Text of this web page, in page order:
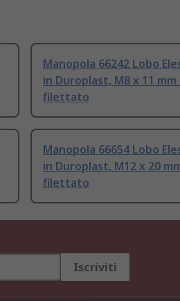
Manopola 66242 Lobo
in Duroplast, M8 x 11
filettato
Manopola 66654 Lobo
in Duroplast, M12 x 20
filettato
Iscriviti